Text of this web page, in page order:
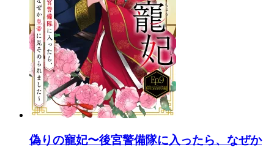
偽りの寵妃〜後宮警備隊に入ったら、なぜか